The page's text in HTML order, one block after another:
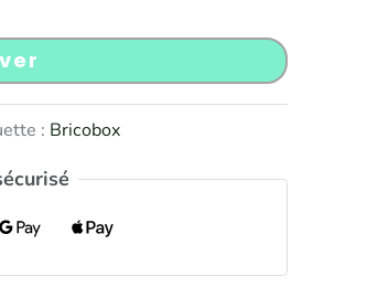
: Bricobox